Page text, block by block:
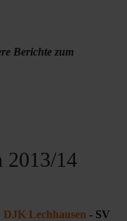
Berichte zum
2013/14
DJK Lechhausen - SV